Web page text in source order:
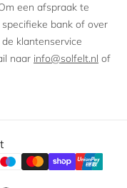
een afspraak te
bank of over
klantenservice
naar info@solfelt.nl of